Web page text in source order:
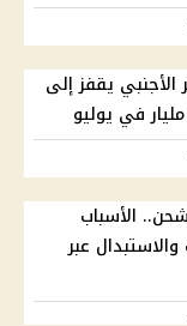
يقفز إلى
الأسباب
عبر